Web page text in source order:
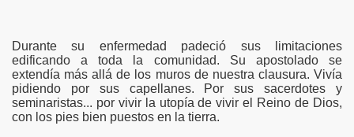
Durante su enfermedad padeció sus limitaciones
edificando a toda la comunidad. Su apostolado se
extendía más allá de los muros de nuestra clausura. Vivía
pidiendo por sus capellanes. Por sus sacerdotes y
seminaristas... por vivir la utopía de vivir el Reino de Dios,
con los pies bien puestos en la tierra.